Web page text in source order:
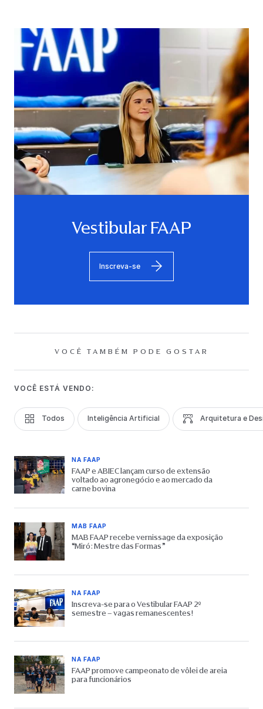
Vestibular FAAP
Inscreva-se
VOCÊ TAMBÉM PODE GOSTAR
VOCÊ ESTÁ VENDO:
Todos Inteligência Artificial Arquitetura e
NA FAAP
FAAP e ABIEC lançam curso de extensão
voltado ao agronegócio e ao mercado da
carne bovina
MAB FAAP
MAB FAAP recebe vernissage da exposição
“Miró: Mestre das Formas”
NA FAAP
Inscreva-se para o Vestibular FAAP 2º
semestre – vagas remanescentes!
NA FAAP
FAAP promove campeonato de vôlei de areia
para funcionários